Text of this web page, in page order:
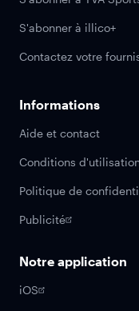
S'abonner à illico+
Contactez votre
Informations
Aide et contact
Conditions
Politique de
Publicité
Notre application
iOS